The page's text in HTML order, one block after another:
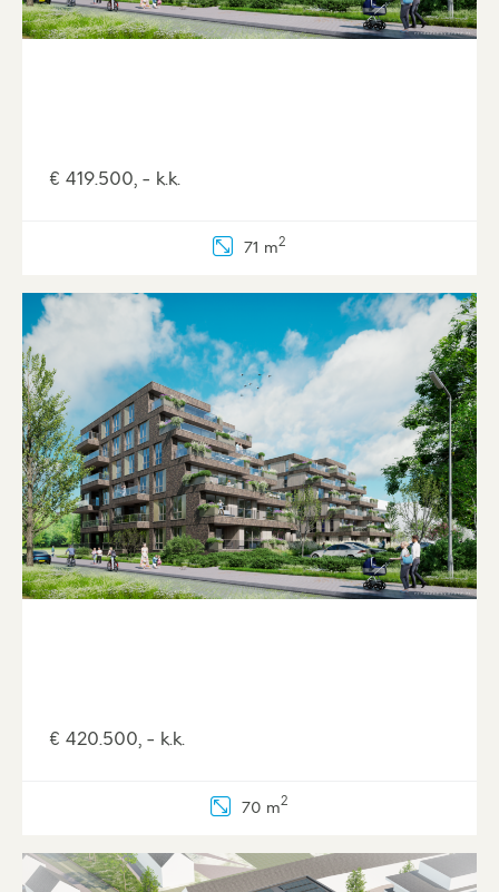
€ 419.500, - k.k.
71 m2
€ 420.500, - k.k.
70 m2